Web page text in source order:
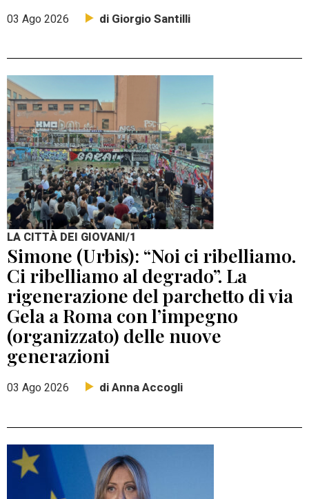
03 Ago 2026 di Giorgio Santilli
LA CITTÀ DEI GIOVANI/1
Simone (Urbis): “Noi ci ribelliamo.
Ci ribelliamo al degrado”. La
rigenerazione del parchetto di via
Gela a Roma con l’impegno
(organizzato) delle nuove
generazioni
03 Ago 2026 di Anna Accogli